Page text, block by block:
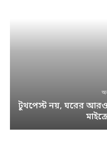
টুথপেস্ট নয়, ঘরের